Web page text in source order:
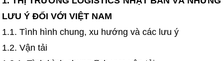
LƯU Ý ĐỐI VỚI VIỆT NAM
1.1. Tình hình chung, xu hướng và các lưu ý
1.2. Vận tải